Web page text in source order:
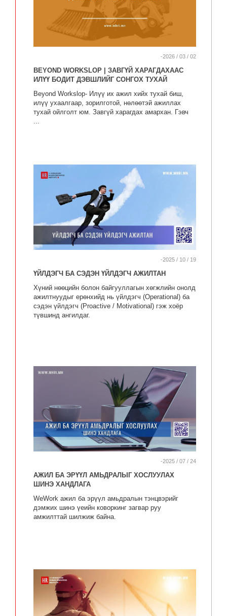
-2026 / 03 / 02
BEYOND WORKSLOP | ЗАВГҮЙ ХАРАГДАХААС
ИЛҮҮ БОДИТ ДЭВШЛИЙГ СОНГОХ ТУХАЙ
Beyond Workslop- Илүү их ажил хийх тухай биш,
илүү ухаалгаар, зорилготой, нөлөөтэй ажиллах
тухай ойлголт юм. Завгүй харагдах амархан. Гэвч
-2025 / 10 / 19
ҮЙЛДЭГЧ БА СЭДЭН ҮЙЛДЭГЧ АЖИЛТАН
Хүний нөөцийн болон байгууллагын хөгжлийн онолд
ажилтнуудыг ерөнхийд нь үйлдэгч (Operational) ба
сэдэн үйлдэгч (Proactive / Motivational) гэж хоёр
түвшинд ангилдаг.
-2025 / 07 / 24
АЖИЛ БА ЭРҮҮЛ АМЬДРАЛЫГ ХОСЛУУЛАХ
ШИНЭ ХАНДЛАГА
WeWork ажил ба эрүүл амьдралын тэнцвэрийг
дэмжих шинэ үеийн коворкинг загвар руу
амжилттай шилжиж байна.